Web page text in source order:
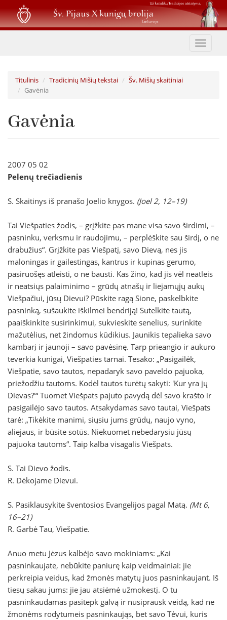
Pereiti
į
pagrindinį
Toggle
Titulinis Tradicinių Mišių tekstai
Šv. Mišių skaitiniai
Gavėnia
Gavėnia
2007 05 02
Pelenų trečiadienis
S. Skaitinys iš pranašo Joelio knygos. (Joel 2, 12–19)
Tai Viešpaties žodis, – grįžkite pas mane visa savo širdimi, –
pasninku, verksmu ir raudojimu, – perplėškite sau širdį, o ne
drabužius“. Grįžkite pas Viešpatį, savo Dievą, nes jis
maloningas ir gailestingas, kantrus ir kupinas gerumo,
pasiruošęs atleisti, o ne bausti. Kas žino, kad jis vėl neatleis
ir neatsiųs palaiminimo – grūdų atnašų ir liejamųjų aukų
Viešpačiui, jūsų Dievui? Pūskite ragą Sione, paskelbkite
pasninką, sušaukite iškilmei bendriją! Sutelkite tautą,
paaiškinkite susirinkimui, sukvieskite senelius, surinkite
mažutėlius, net žindomus kūdikius. Jaunikis tepalieka savo
kambarį ir jaunoji – savo pavėsinę. Tarp prieangio ir aukuro
teverkia kunigai, Viešpaties tarnai. Tesako: „Pasigailėk,
Viešpatie, savo tautos, nepadaryk savo paveldo pajuoka,
priežodžiu tautoms. Kodėl tautos turėtų sakyti: 'Kur yra jų
Dievas?'“ Tuomet Viešpats pajuto pavydą dėl savo krašto ir
pasigailėjo savo tautos. Atsakydamas savo tautai, Viešpats
tarė: „Tikėkite manimi, siųsiu jums grūdų, naujo vyno,
aliejaus, ir būsite sotūs. Niekuomet nebedarysiu jūsų
pajuoka tautoms“. Taip kalba visagalis Viešpats.
S. Tai Dievo žodis.
R. Dėkojame Dievui.
S. Pasiklausykite šventosios Evangelijos pagal Matą. (Mt 6,
16–21)
R. Garbė Tau, Viešpatie.
Anuo metu Jėzus kalbėjo savo mokiniams: „Kai
pasninkaujate, nebūkite paniurę kaip veidmainiai: jie
perkreipia veidus, kad žmonės matytų juos pasninkaujant. Iš
tiesų sakau jums: jie jau atsiėmė užmokestį. O tu
pasninkaudamas pasitepk galvą ir nusiprausk veidą, kad ne
žmonėms rodytumeis pasninkaująs, bet savo Tėvui, kuris